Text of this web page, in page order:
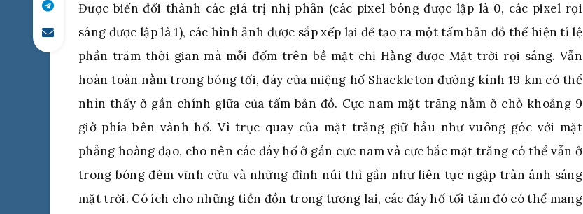
Được biến đổi thành các giá trị nhị phân (các pixel bóng được lập là 0, các pixel rọi
sáng được lập là 1), các hình ảnh được sắp xếp lại để tạo ra một tấm bản đồ thể hiện tỉ lệ
phần trăm thời gian mà mỗi đốm trên bề mặt chị Hằng được Mặt trời rọi sáng. Vẫn
hoàn toàn nằm trong bóng tối, đáy của miệng hố Shackleton đường kính 19 km có thể
nhìn thấy ở gần chính giữa của tấm bản đồ. Cực nam mặt trăng nằm ở chỗ khoảng 9
giờ phía bên vành hố. Vì trục quay của mặt trăng giữ hầu như vuông góc với mặt
phẳng hoàng đạo, cho nên các đáy hố ở gần cực nam và cực bắc mặt trăng có thể vẫn ở
trong bóng đêm vĩnh cửu và những đỉnh núi thì gần như liên tục ngập tràn ánh sáng
mặt trời. Có ích cho những tiền đồn trong tương lai, các đáy hố tối tăm đó có thể mang